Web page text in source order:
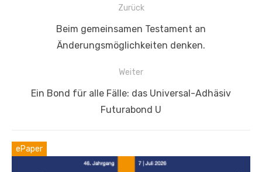
Beitragsnavigation
Zurück
Beim gemeinsamen Testament an
Änderungsmöglichkeiten denken.
Weiter
Nächster
Ein Bond für alle Fälle: das Universal-Adhäsiv
Futurabond U
ePaper